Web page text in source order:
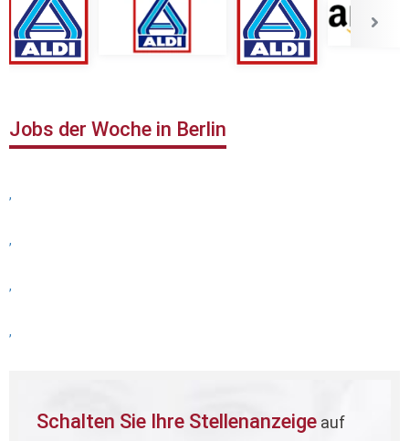
Jobs der Woche in Berlin
,
,
,
,
Schalten Sie Ihre Stellenanzeige auf